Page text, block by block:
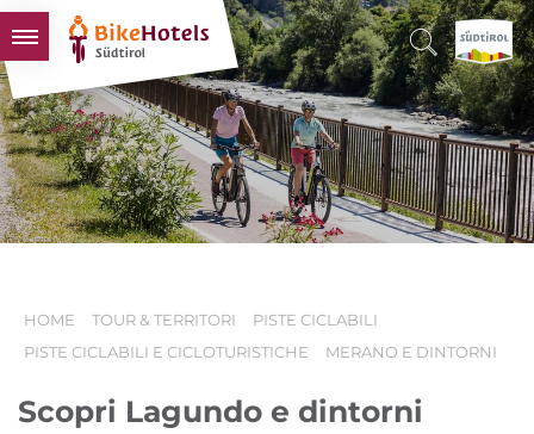
BIKEHOTELS
HOTELS & PACCHETTI
TOUR & TERRITORI
L'ALTO ADIGE & NOI
HOME TOUR & TERRITORI
PISTE CICLABILI
PISTE CICLABILI E CICLOTURISTICHE
MERANO E DINTORNI
Scopri Lagundo e dintorni